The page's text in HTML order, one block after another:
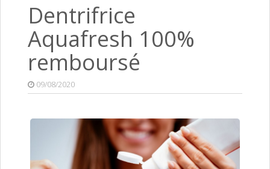
Dentrifrice
Aquafresh 100%
remboursé
09/08/2020